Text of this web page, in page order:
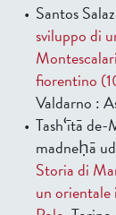
Santos
sviluppo di
fiorentino
Valdarno :
Tashʻītā
madneḥā
Storia di
un